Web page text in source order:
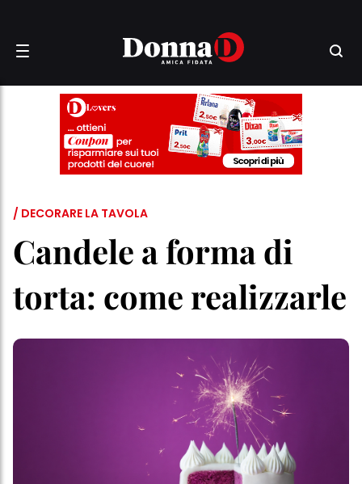
/ DECORARE LA TAVOLA
Candele a forma di
torta: come realizzarle